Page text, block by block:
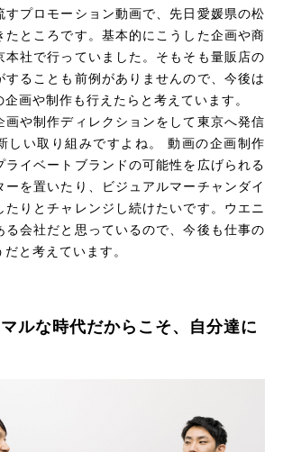
すプロモーション動画で、先日愛媛県の松
たところです。基本的にこうした企画や商
本社で行っていました。そもそも量販店の
することも前例がありませんので、今後は
画や制作も行えたらと考えています。
画や制作ディレクションをして東京へ発信
しい取り組みですよね。 動画の企画制作
ライベートブランドの可能性を広げられる
ーを置いたり、ビジュアルマーチャンダイ
たりとチャレンジし続けたいです。ウエニ
る会社だと思っているので、今後も仕事の
と考えています。
ルな時代だからこそ、自分達に